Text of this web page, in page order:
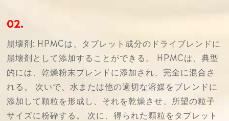
02.
崩壊剤: HPMCは、タブレット成分のドライブレンドに
崩壊剤として添加することができる。 HPMCは、典型
的には、乾燥粉末ブレンドに添加され、完全に混合さ
れる。 次いで、水または他の適切な溶媒をブレンドに
添加して顆粒を形成し、それを乾燥させ、所望の粒子
サイズに粉砕する。 次に、得られた顆粒をタブレット